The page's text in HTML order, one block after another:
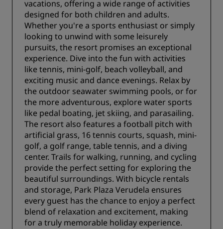
vacations, offering a wide range of activities
designed for both children and adults.
Whether you're a sports enthusiast or simply
looking to unwind with some leisurely
pursuits, the resort promises an exceptional
experience. Dive into the fun with activities
like tennis, mini-golf, beach volleyball, and
exciting music and dance evenings. Relax by
the outdoor seawater swimming pools, or for
the more adventurous, explore water sports
like pedal boating, jet skiing, and parasailing.
The resort also features a football pitch with
artificial grass, 16 tennis courts, squash, mini-
golf, a golf range, table tennis, and a diving
center. Trails for walking, running, and cycling
provide the perfect setting for exploring the
beautiful surroundings. With bicycle rentals
and storage, Park Plaza Verudela ensures
every guest has the chance to enjoy a perfect
blend of relaxation and excitement, making
for a truly memorable holiday experience.